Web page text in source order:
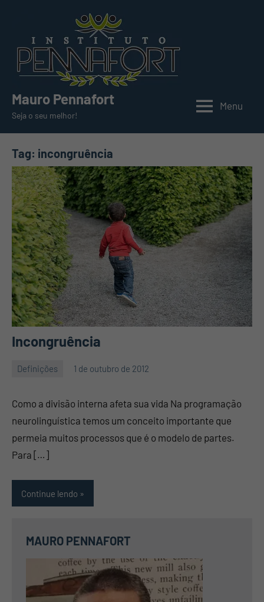
conteúdo
Mauro Pennafort
Seja o seu melhor!
Menu
Tag: incongruência
Incongruência
Definições 1 de outubro de 2012
Nenhum
Como a divisão interna afeta sua vida Na programação
neurolinguística temos um conceito importante que
permeia muitos processos que é o modelo de partes.
Para […]
Continue lendo
MAURO PENNAFORT